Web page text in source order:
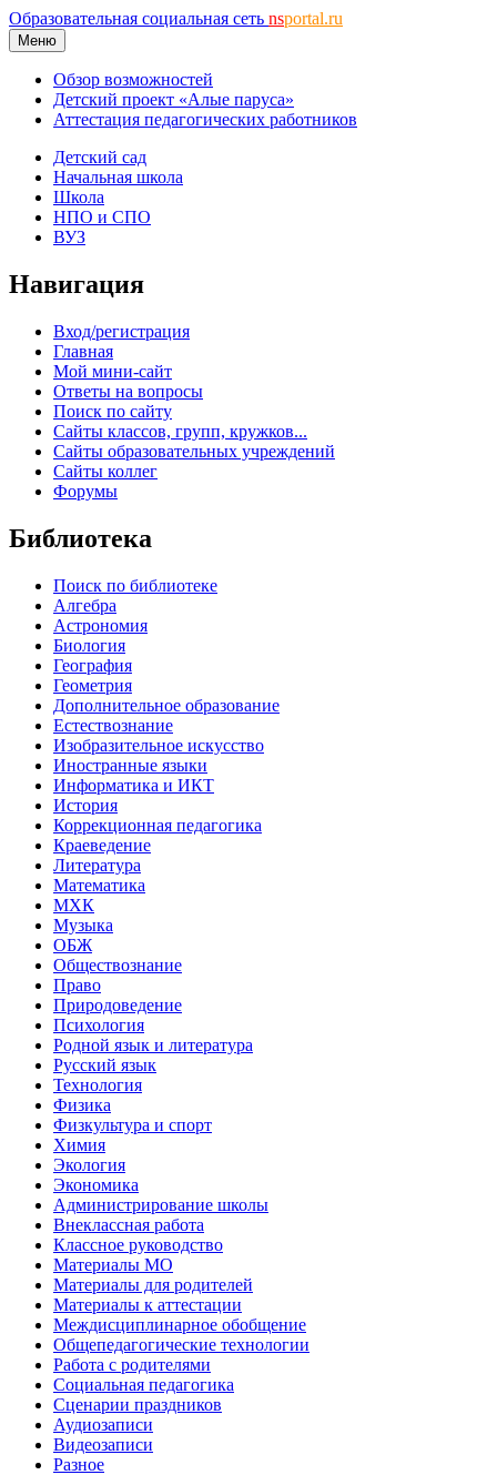
Образовательная социальная сеть nsportal.ru
Меню
Обзор возможностей
Детский проект «Алые паруса»
Аттестация педагогических работников
Детский сад
Начальная школа
Школа
НПО и СПО
ВУЗ
Навигация
Вход/регистрация
Главная
Мой мини-сайт
Ответы на вопросы
Поиск по сайту
Сайты классов, групп, кружков...
Сайты образовательных учреждений
Сайты коллег
Форумы
Библиотека
Поиск по библиотеке
Алгебра
Астрономия
Биология
География
Геометрия
Дополнительное образование
Естествознание
Изобразительное искусство
Иностранные языки
Информатика и ИКТ
История
Коррекционная педагогика
Краеведение
Литература
Математика
МХК
Музыка
ОБЖ
Обществознание
Право
Природоведение
Психология
Родной язык и литература
Русский язык
Технология
Физика
Физкультура и спорт
Химия
Экология
Экономика
Администрирование школы
Внеклассная работа
Классное руководство
Материалы МО
Материалы для родителей
Материалы к аттестации
Междисциплинарное обобщение
Общепедагогические технологии
Работа с родителями
Социальная педагогика
Сценарии праздников
Аудиозаписи
Видеозаписи
Разное